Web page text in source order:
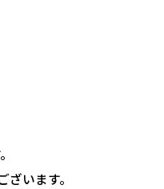
います。